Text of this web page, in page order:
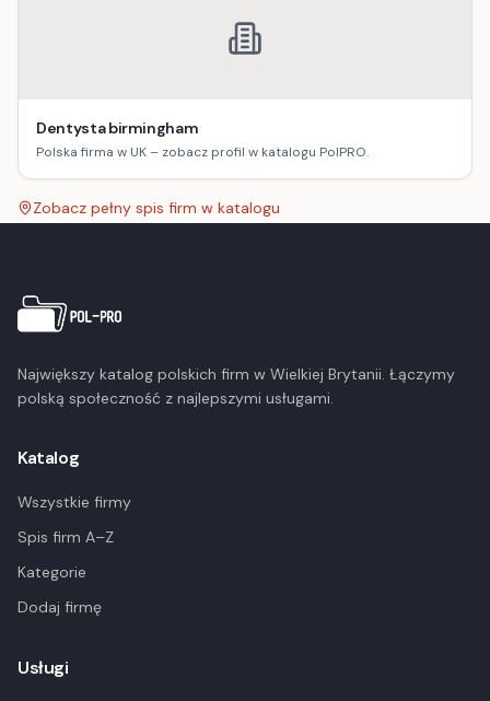
Dentysta birmingham
Polska firma w UK – zobacz profil w katalogu PolPRO.
Zobacz pełny spis firm w katalogu
Największy katalog polskich firm w Wielkiej Brytanii. Łączymy
polską społeczność z najlepszymi usługami.
Katalog
Wszystkie firmy
Spis firm A–Z
Kategorie
Dodaj firmę
Usługi